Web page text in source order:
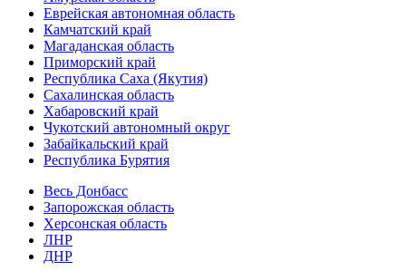
Еврейская автономная область
Камчатский край
Магаданская область
Приморский край
Республика Саха (Якутия)
Сахалинская область
Хабаровский край
Чукотский автономный округ
Забайкальский край
Республика Бурятия
Весь Донбасс
Запорожская область
Херсонская область
ЛНР
ДНР